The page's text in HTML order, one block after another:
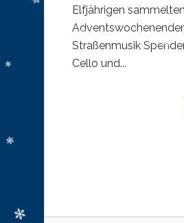
Elfjährigen
Straßenmusik
Cello und...